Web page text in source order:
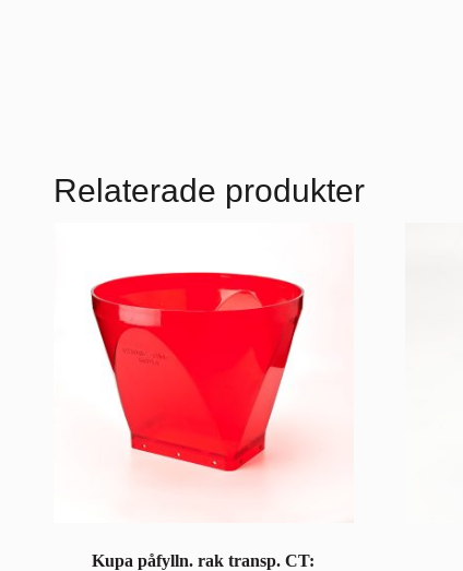
Relaterade produkter
Kupa påfylln. rak transp. CT: